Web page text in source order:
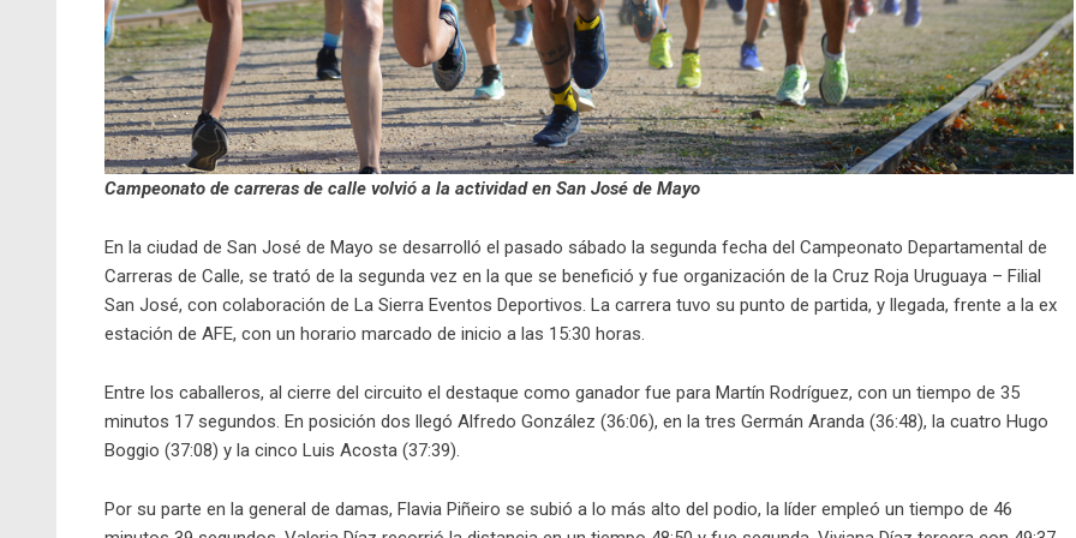
Campeonato de carreras de calle volvió a la actividad en San José de Mayo
En la ciudad de San José de Mayo se desarrolló el pasado sábado la segunda fecha del Campeonato Departamental de
Carreras de Calle, se trató de la segunda vez en la que se benefició y fue organización de la Cruz Roja Uruguaya – Filial
San José, con colaboración de La Sierra Eventos Deportivos. La carrera tuvo su punto de partida, y llegada, frente a la ex
estación de AFE, con un horario marcado de inicio a las 15:30 horas.
Entre los caballeros, al cierre del circuito el destaque como ganador fue para Martín Rodríguez, con un tiempo de 35
minutos 17 segundos. En posición dos llegó Alfredo González (36:06), en la tres Germán Aranda (36:48), la cuatro Hugo
Boggio (37:08) y la cinco Luis Acosta (37:39).
Por su parte en la general de damas, Flavia Piñeiro se subió a lo más alto del podio, la líder empleó un tiempo de 46